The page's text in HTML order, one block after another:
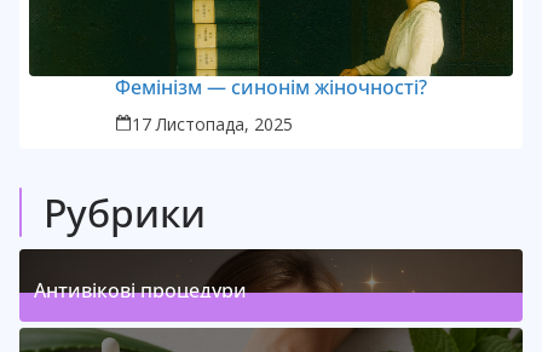
Фемінізм — синонім жіночності?
17 Листопада, 2025
Рубрики
Антивікові процедури
(1Posts )